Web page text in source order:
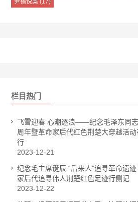
尹锡悦案 (17)
栏目热门
飞雪迎春 心潮逐浪——纪念毛泽东同
周年暨革命家后代红色荆楚大穿越活
行
2023-12-21
纪念毛主席诞辰 “后来人”追寻革命遗
家后代追寻伟人荆楚红色足迹行侧记
2023-12-22